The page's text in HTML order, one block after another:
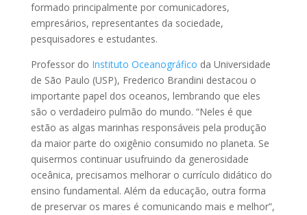
formado principalmente por comunicadores,
empresários, representantes da sociedade,
pesquisadores e estudantes.
Professor do Instituto Oceanográfico da Universidade
de São Paulo (USP), Frederico Brandini destacou o
importante papel dos oceanos, lembrando que eles
são o verdadeiro pulmão do mundo. “Neles é que
estão as algas marinhas responsáveis pela produção
da maior parte do oxigênio consumido no planeta. Se
quisermos continuar usufruindo da generosidade
oceânica, precisamos melhorar o currículo didático do
ensino fundamental. Além da educação, outra forma
de preservar os mares é comunicando mais e melhor”,